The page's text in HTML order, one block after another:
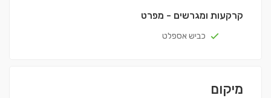
קרקעות ומגרשים - מפרט
כביש אספלט
מיקום